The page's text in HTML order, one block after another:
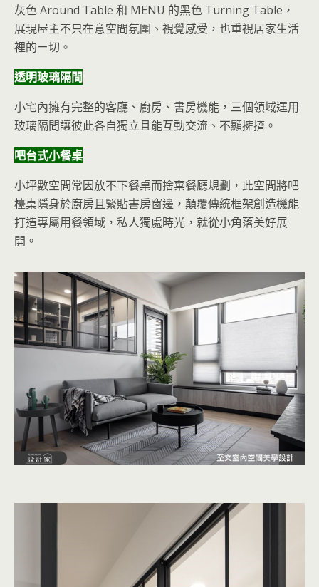
灰色 Around Table 和 MENU 的黑色 Turning Table，
展現屋主不只在意空間氛圍、視覺感受，也重視居家生活
裡的ㄧ切。
透明玻璃隔間
小宅內擁有完整的客廳、廚房、書房機能，三個領域運用
玻璃隔間讓彼此各自獨立且能互動交流、不顯擁擠。
吧台式小餐桌
小坪數空間常因放不下餐桌而捨棄餐廳規劃，此空間將吧
檯桌隱身於廚房且緊貼書房窗邊，顛覆傳統框架創造機能
打造專屬用餐領域，私人獨處時光，就從小角落美好展
開。